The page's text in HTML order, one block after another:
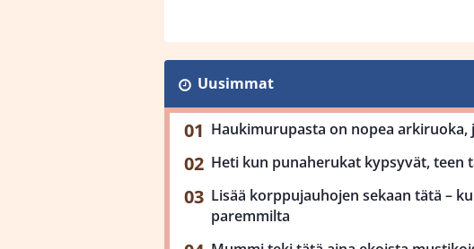
Uusimmat
Haukimurupasta on nopea
Heti kun punaherukat kypsyvät, teen
Lisää korppujauhojen sekaan tätä –
paremmilta